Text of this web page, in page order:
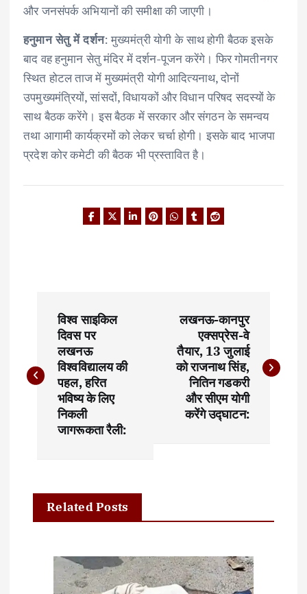
और जनसंपर्क अभियानों की समीक्षा की जाएगी।
हनुमान सेतु में दर्शन: मुख्यमंत्री योगी के साथ होगी बैठक इसके
बाद वह हनुमान सेतु मंदिर में दर्शन-पूजन करेंगे। फिर गोमतीनगर
स्थित होटल ताज में मुख्यमंत्री योगी आदित्यनाथ, दोनों
उपमुख्यमंत्रियों, सांसदों, विधायकों और विधान परिषद सदस्यों के
साथ बैठक करेंगे। इस बैठक में सरकार और संगठन के समन्वय
तथा आगामी कार्यक्रमों को लेकर चर्चा होगी। इसके बाद भाजपा
प्रदेश कोर कमेटी की बैठक भी प्रस्तावित है।
s
t
g
विश्व साइकिल
दिवस पर
लखनऊ
विश्वविद्यालय की
पहल, हरित
भविष्य के लिए
निकली
जागरूकता रैली:
लखनऊ-कानपुर
एक्सप्रेस-वे
तैयार, 13 जुलाई
को राजनाथ सिंह,
नितिन गडकरी
और सीएम योगी
करेंगे उद्घाटन:
Related Posts